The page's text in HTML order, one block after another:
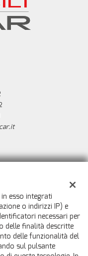
esso integrati
o indirizzi IP) e
necessari per
delle finalità descritte
delle funzionalità del
sul pulsante